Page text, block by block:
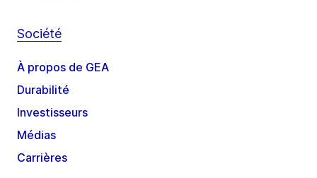
Société
À propos de GEA
Durabilité
Investisseurs
Médias
Carrières